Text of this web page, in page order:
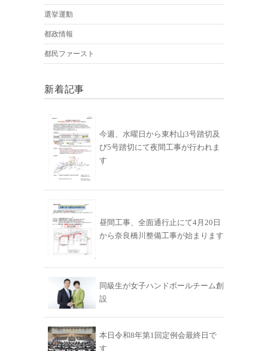
選挙運動
都政情報
都民ファースト
新着記事
今週、水曜日から東村山3号踏切及
び5号踏切にて夜間工事が行われま
す
昼間工事、全面通行止にて4月20日
から奈良橋川整備工事が始まります
同級生が女子ハンドボールチーム創
設
本日令和8年第1回定例会最終日で
す